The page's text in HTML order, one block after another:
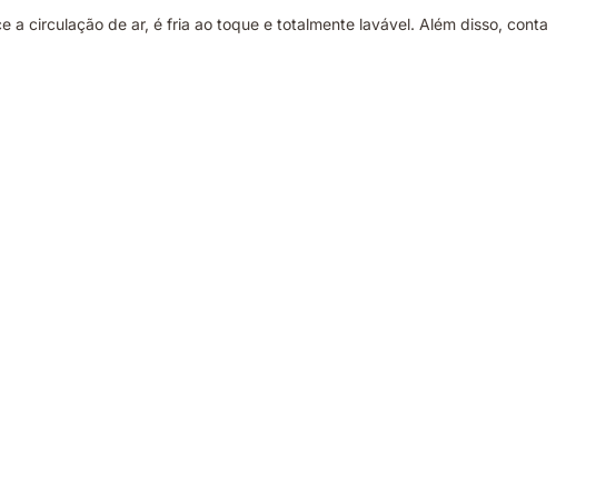
circulação de ar, é fria ao toque e totalmente lavável. Além disso, conta